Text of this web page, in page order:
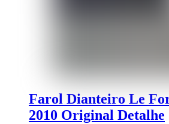
Farol Dianteiro Le
2010 Original Detalhe